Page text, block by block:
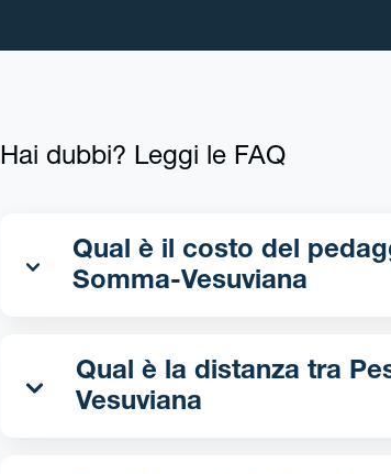
Hai dubbi? Leggi le FAQ
Qual è il costo del pedaggio tra
Somma-Vesuviana
Qual è la distanza tra Pescara - Somma-
Vesuviana